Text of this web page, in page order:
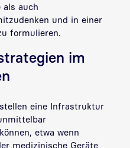
als auch
und in einer
formulieren.
im
eine Infrastruktur
etwa wenn
medizinische Geräte